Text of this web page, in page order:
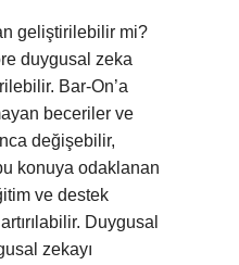
geliştirilebilir mi?
duygusal zeka
Bar-On’a
beceriler ve
değişebilir,
konuya odaklanan
ve destek
Duygusal
zekayı